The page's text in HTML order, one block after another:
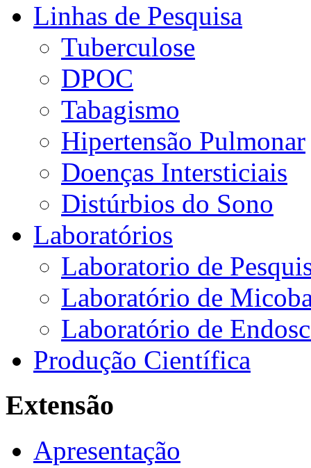
Linhas de Pesquisa
Tuberculose
DPOC
Tabagismo
Hipertensão Pulmonar
Doenças Intersticiais
Distúrbios do Sono
Laboratórios
Laboratorio de
Laboratório de
Laboratório de
Produção Científica
Extensão
Apresentação